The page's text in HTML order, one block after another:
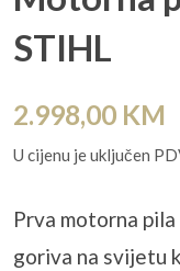
STIHL
2.998,00 KM
U cijenu je uključen
Prva motorna
goriva na svijetu